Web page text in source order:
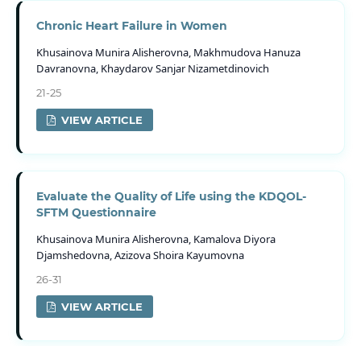
Chronic Heart Failure in Women
Khusainova Munira Alisherovna, Makhmudova Hanuza
Davranovna, Khaydarov Sanjar Nizametdinovich
21-25
VIEW ARTICLE
Evaluate the Quality of Life using the KDQOL-
SFTM Questionnaire
Khusainova Munira Alisherovna, Kamalova Diyora
Djamshedovna, Azizova Shoira Kayumovna
26-31
VIEW ARTICLE